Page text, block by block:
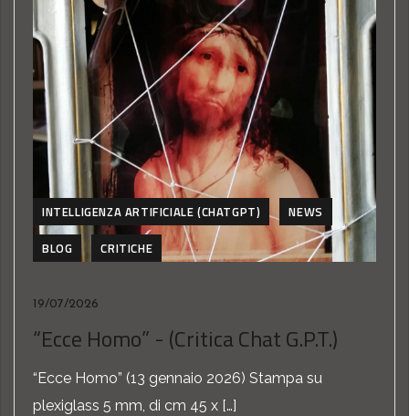
INTELLIGENZA ARTIFICIALE (CHATGPT)
NEWS
BLOG
CRITICHE
19/07/2026
“Ecce Homo” - (Critica Chat G.P.T.)
“Ecce Homo” (13 gennaio 2026) Stampa su
plexiglass 5 mm, di cm 45 x […]